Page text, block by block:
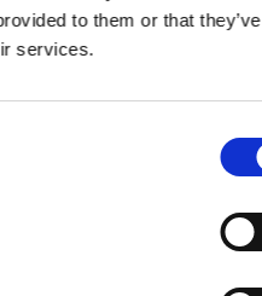
to them or that they’ve
services.
κάτω των 21 Γ΄
Out